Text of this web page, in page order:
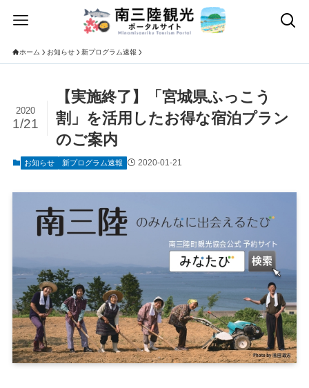
ホーム お知らせ 新プログラム速報
【実施終了】「宮城県ふっこう
割」を活用したお得な宿泊プラン
のご案内
2020
1/21
お知らせ 新プログラム速報 2020-01-21